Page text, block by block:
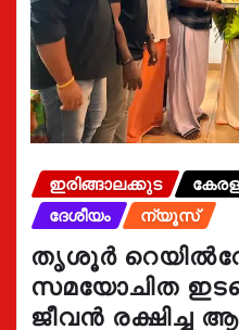
ഇരിങ്ങാലക്കുട
ദേശീയം
ന്യൂസ്
തൃശൂർ റെയിൽവേ
സമയോചിത
ജീവൻ രക്ഷിച്ച